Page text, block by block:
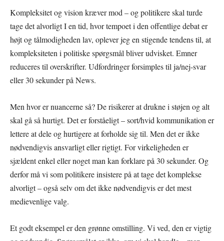
Kompleksitet og vision kræver mod – og politikere skal turde
tage det alvorligt I en tid, hvor tempoet i den offentlige debat er
højt og tålmodigheden lav, oplever jeg en stigende tendens til, at
kompleksiteten i politiske spørgsmål bliver udvisket. Emner
reduceres til overskrifter. Udfordringer forsimples til ja/nej-svar
eller 30 sekunder på News.
Men hvor er nuancerne så? De risikerer at drukne i støjen og alt
skal gå så hurtigt. Det er forståeligt – sort/hvid kommunikation er
lettere at dele og hurtigere at forholde sig til. Men det er ikke
nødvendigvis ansvarligt eller rigtigt. For virkeligheden er
sjældent enkel eller noget man kan forklare på 30 sekunder. Og
derfor må vi som politikere insistere på at tage det komplekse
alvorligt – også selv om det ikke nødvendigvis er det mest
medievenlige valg.
Et godt eksempel er den grønne omstilling. Vi ved, den er vigtig